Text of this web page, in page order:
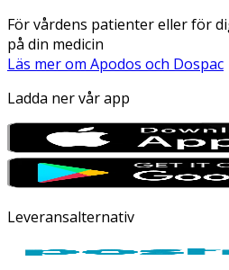
För vårdens patienter eller för
på din medicin
Läs mer om Apodos och Dospac
Ladda ner vår app
Leveransalternativ